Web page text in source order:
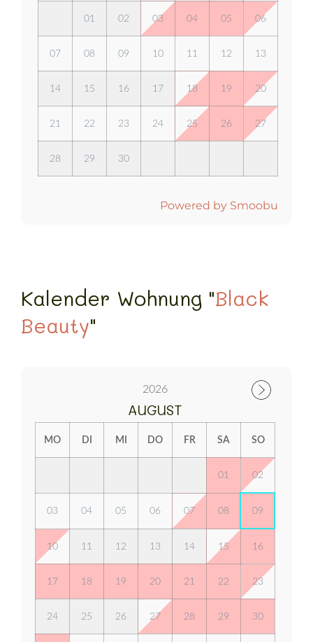
01 02 03 04 05 06
07 08 09 10 11 12 13
14 15 16 17 18 19 20
21 22 23 24 25 26 27
28 29 30
Powered by Smoobu
Kalender Wohnung "Black
Beauty"
2026
AUGUST
MO DI MI DO FR SA SO
01 02
03 04 05 06 07 08 09
10 11 12 13 14 15 16
17 18 19 20 21 22 23
24 25 26 27 28 29 30